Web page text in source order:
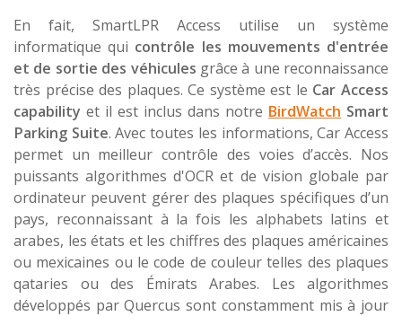
En fait, SmartLPR Access utilise un système
informatique qui contrôle les mouvements d'entrée
et de sortie des véhicules grâce à une reconnaissance
très précise des plaques. Ce système est le Car Access
capability et il est inclus dans notre BirdWatch Smart
Parking Suite. Avec toutes les informations, Car Access
permet un meilleur contrôle des voies d’accès. Nos
puissants algorithmes d'OCR et de vision globale par
ordinateur peuvent gérer des plaques spécifiques d’un
pays, reconnaissant à la fois les alphabets latins et
arabes, les états et les chiffres des plaques américaines
ou mexicaines ou le code de couleur telles des plaques
qataries ou des Émirats Arabes. Les algorithmes
développés par Quercus sont constamment mis à jour